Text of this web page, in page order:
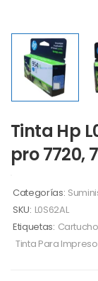
Tinta Hp
pro 7720,
Categorías:
SKU: L0S62AL
Etiquetas:
Tinta Para